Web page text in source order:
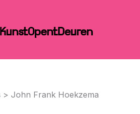
KunstOpentDeuren
John Frank Hoekzema